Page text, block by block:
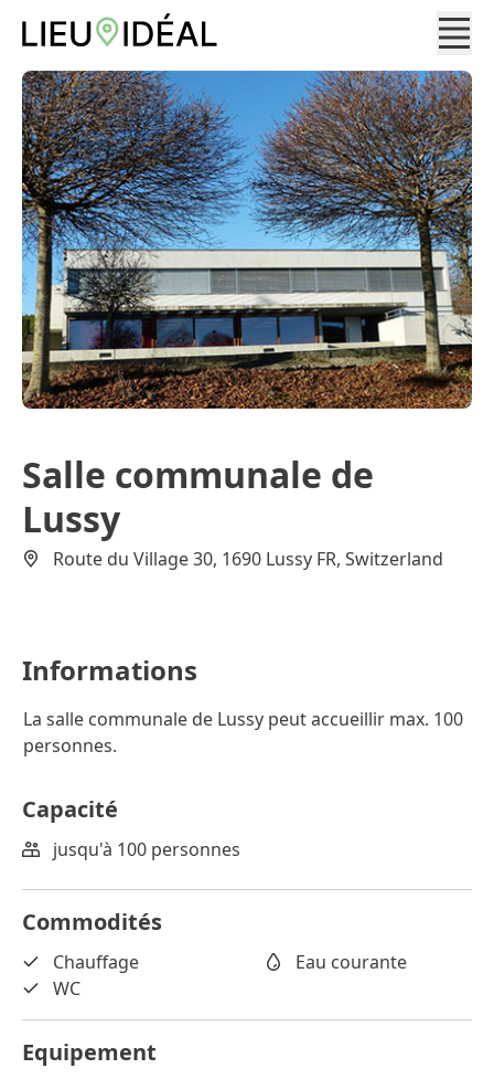
Salle communale de
Lussy
Route du Village 30, 1690 Lussy FR, Switzerland
Informations
La salle communale de Lussy peut accueillir max. 100
personnes.
Capacité
jusqu'à 100 personnes
Commodités
Chauffage
Eau courante
WC
Equipement